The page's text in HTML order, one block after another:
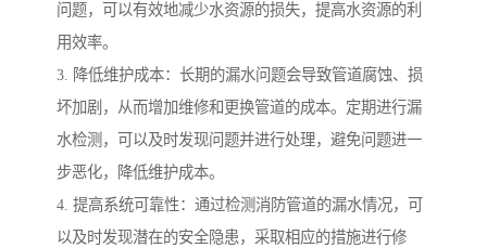
问题，可以有效地减少水资源的损失，提高水资源的利
用效率。
3. 降低维护成本：长期的漏水问题会导致管道腐蚀、损
坏加剧，从而增加维修和更换管道的成本。定期进行漏
水检测，可以及时发现问题并进行处理，避免问题进一
步恶化，降低维护成本。
4. 提高系统可靠性：通过检测消防管道的漏水情况，可
以及时发现潜在的安全隐患，采取相应的措施进行修